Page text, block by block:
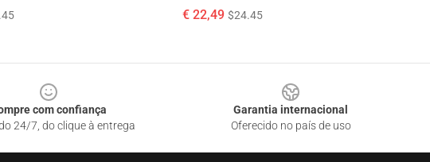
€ 22,49 $24.45
com confiança
24/7, do clique à entrega
Garantia internacional
Oferecido no país de uso